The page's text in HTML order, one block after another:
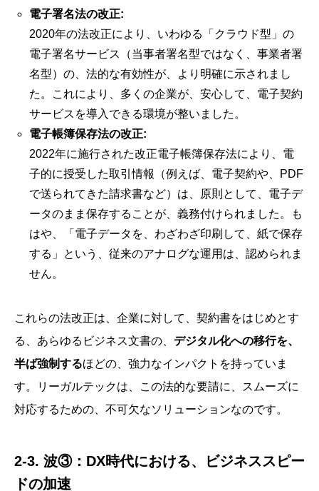
電子署名法の改正:
2020年の法改正により、いわゆる「クラウド型」の
電子署名サービス（当事者署名型ではなく、事業者署
名型）の、法的な有効性が、より明確に示されまし
た。これにより、多くの企業が、安心して、電子契約
サービスを導入できる環境が整いました。
電子帳簿保存法の改正:
2022年に施行された改正電子帳簿保存法により、電
子的に授受した取引情報（例えば、電子契約や、PDF
で送られてきた請求書など）は、原則として、電子デ
ータのまま保存することが、義務付けられました。も
はや、「電子データを、わざわざ印刷して、紙で保存
する」という、従来のアナログな運用は、認められま
せん。
これらの法改正は、企業に対して、契約書をはじめとす
る、あらゆるビジネス文書の、 デジタル化への移行を、
半ば強制するほどの、強力なインパクトを持っていま
す。リーガルテックは、この法的な要請に、スムーズに
対応するための、不可欠なソリューションなのです。
2-3. 波③：DX時代における、ビジネススピー
ドの加速